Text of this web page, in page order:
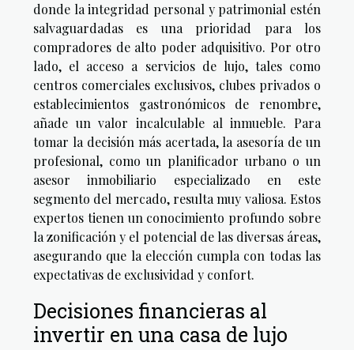
donde la integridad personal y patrimonial estén
salvaguardadas es una prioridad para los
compradores de alto poder adquisitivo. Por otro
lado, el acceso a servicios de lujo, tales como
centros comerciales exclusivos, clubes privados o
establecimientos gastronómicos de renombre,
añade un valor incalculable al inmueble. Para
tomar la decisión más acertada, la asesoría de un
profesional, como un planificador urbano o un
asesor inmobiliario especializado en este
segmento del mercado, resulta muy valiosa. Estos
expertos tienen un conocimiento profundo sobre
la zonificación y el potencial de las diversas áreas,
asegurando que la elección cumpla con todas las
expectativas de exclusividad y confort.
Decisiones financieras al
invertir en una casa de lujo